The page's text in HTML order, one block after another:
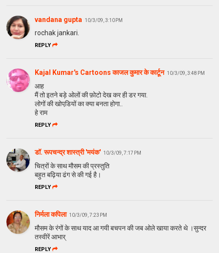
vandana gupta 10/3/09, 3:10 PM
rochak jankari.
REPLY
Kajal Kumar's Cartoons काजल कुमार के कार्टून 10/3/09, 3:48 PM
आह
मैं तो इतने बड़े ओलों की फ़ोटो देख कर ही डर गया.
लोगों की खोपडि़यों का क्या बनता होगा..
हे राम
REPLY
डॉ. रूपचन्द्र शास्त्री 'मयंक' 10/3/09, 7:17 PM
चित्रों के साथ मौसम की प्रस्तुति
बहुत बढ़िया ढंग से की गई है।
REPLY
निर्मला कपिला 10/3/09, 7:23 PM
मौसम के रंगों के साथ याद आ गयी बचपन की जब ओले खाया करते थे ।सुन्दर
तस्वीरें आभार्
REPLY